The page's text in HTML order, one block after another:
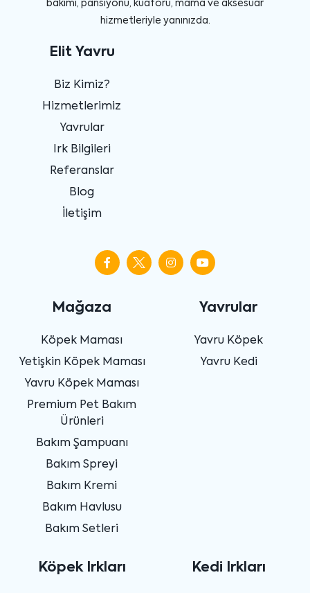
bakımı, pansiyonu, kuaförü, mama ve aksesuar
hizmetleriyle yanınızda.
Elit Yavru
Biz Kimiz?
Hizmetlerimiz
Yavrular
Irk Bilgileri
Referanslar
Blog
İletişim
Mağaza
Köpek Maması
Yetişkin Köpek Maması
Yavru Köpek Maması
Premium Pet Bakım
Ürünleri
Bakım Şampuanı
Bakım Spreyi
Bakım Kremi
Bakım Havlusu
Bakım Setleri
Yavrular
Yavru Köpek
Yavru Kedi
Köpek Irkları Kedi Irkları